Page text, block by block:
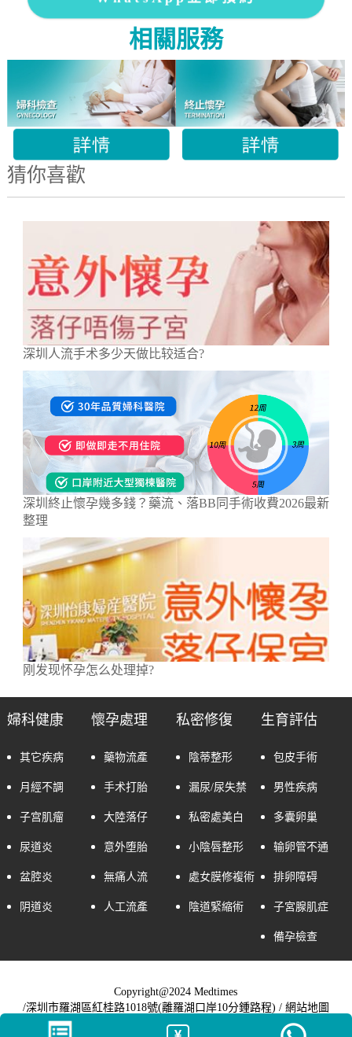
相關服務
猜你喜歡
深圳人流手术多少天做比较适合?
深圳終止懷孕幾多錢？藥流、落BB同手術收費2026最新
整理
刚发现怀孕怎么处理掉?
婦科健康
其它疾病
月經不調
子宫肌瘤
尿道炎
盆腔炎
阴道炎
懷孕處理
藥物流產
手术打胎
大陸落仔
意外堕胎
無痛人流
人工流產
私密修復
陰蒂整形
漏尿/尿失禁
私密處美白
小陰唇整形
處女膜修複術
陰道緊縮術
生育評估
包皮手術
男性疾病
多囊卵巢
输卵管不通
排卵障碍
子宮腺肌症
備孕檢查
Copyright@2024 Medtimes
/深圳市羅湖區紅桂路1018號(離羅湖口岸10分鍾路程) / 網站地圖